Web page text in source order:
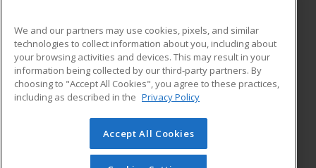
ADDITIONAL RESOURCES
Military
Financial Assistance
Help
Student Blog
© 2026 ed2go, a division of Cengage Learning. All rights
reserved. The material on this site cannot be reproduced or
We and our partners may use cookies, pixels, and similar
technologies to collect information about you, including about
your browsing activities and devices. This may result in your
information being collected by our third-party partners. By
choosing to "Accept All Cookies", you agree to these practices,
including as described in the Privacy Policy
Accept All Cookies